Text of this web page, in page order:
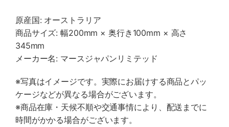
原産国: オーストラリア
商品サイズ: 幅200mm × 奥行き100mm × 高さ
345mm
メーカー名: マースジャパンリミテッド
※写真はイメージです。実際にお届けする商品とパッ
ケージなどが異なる場合がございます。
※商品在庫・天候不順や交通事情により、配送までに
時間がかかる場合がございます。